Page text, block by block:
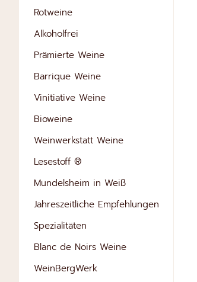
Rotweine
Alkoholfrei
Prämierte Weine
Barrique Weine
Vinitiative Weine
Bioweine
Weinwerkstatt Weine
Lesestoff ®
Mundelsheim in Weiß
Jahreszeitliche Empfehlungen
Spezialitäten
Blanc de Noirs Weine
WeinBergWerk